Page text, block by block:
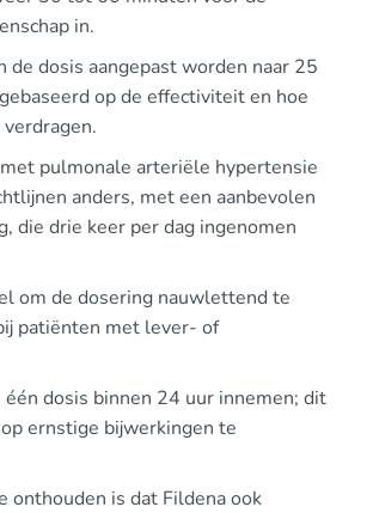
in.
de dosis aangepast worden naar 25
op de effectiviteit en hoe
pulmonale arteriële hypertensie
anders, met een aanbevolen
die drie keer per dag ingenomen
om de dosering nauwlettend te
patiënten met lever- of
dosis binnen 24 uur innemen; dit
ernstige bijwerkingen te
onthouden is dat Fildena ook